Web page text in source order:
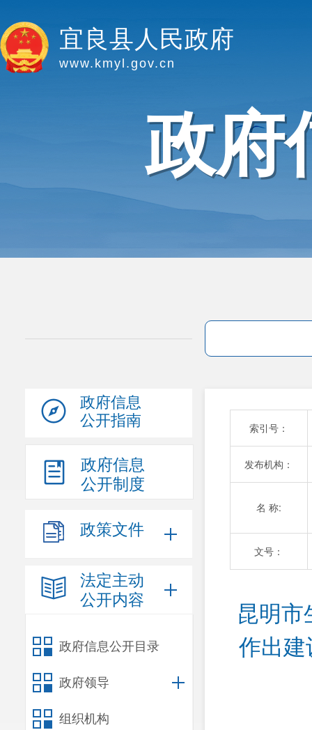
宜良县人民政府
www.kmyl.gov.cn
政府
政府信息
公开指南
政府信息
公开制度
政策文件
法定主动
公开内容
政府信息公开目录
政府领导
组织机构
索引号：
发布机构：
名 称:
文号：
昆明市
作出建